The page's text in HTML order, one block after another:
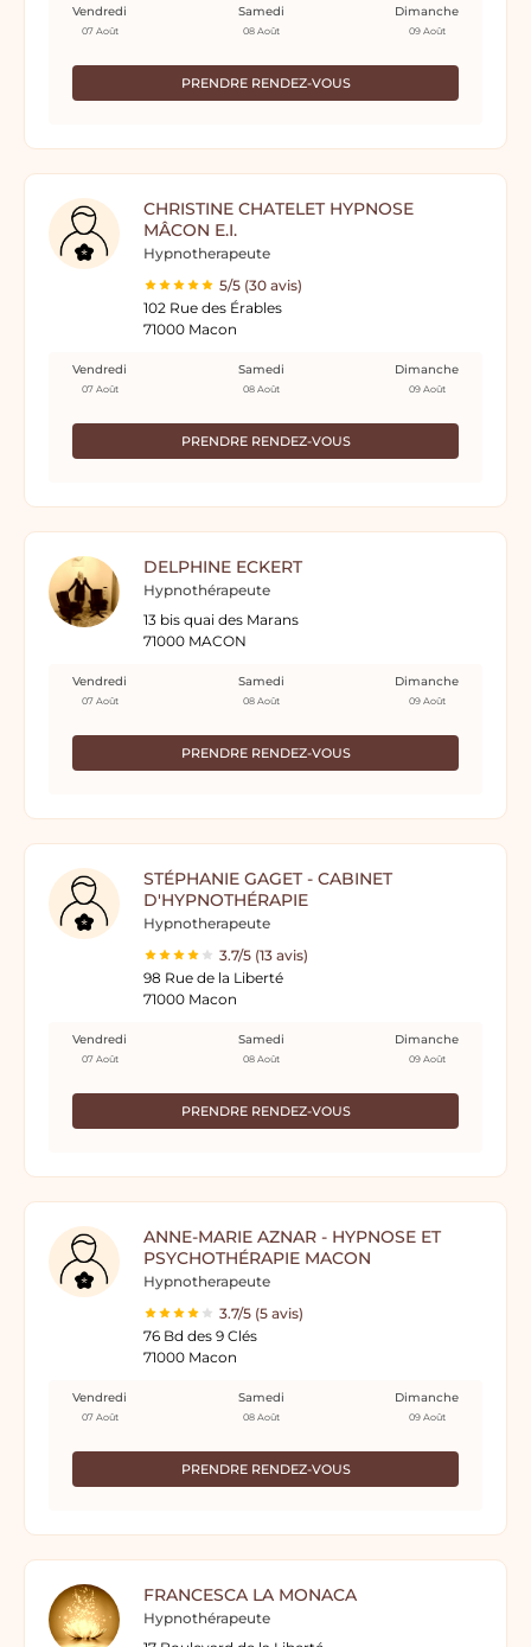
PRENDRE RENDEZ-VOUS
Vendredi
07 Août
Samedi
08 Août
Dimanche
09 Août
CHRISTINE CHATELET HYPNOSE
MÂCON E.I.
Hypnotherapeute
5/5 (30 avis)
102 Rue des Érables
71000 Macon
PRENDRE RENDEZ-VOUS
Vendredi
07 Août
Samedi
08 Août
Dimanche
09 Août
DELPHINE ECKERT
Hypnothérapeute
13 bis quai des Marans
71000 MACON
PRENDRE RENDEZ-VOUS
Vendredi
07 Août
Samedi
08 Août
Dimanche
09 Août
STÉPHANIE GAGET - CABINET
D'HYPNOTHÉRAPIE
Hypnotherapeute
3.7/5 (13 avis)
98 Rue de la Liberté
71000 Macon
PRENDRE RENDEZ-VOUS
Vendredi
07 Août
Samedi
08 Août
Dimanche
09 Août
ANNE-MARIE AZNAR - HYPNOSE ET
PSYCHOTHÉRAPIE MACON
Hypnotherapeute
3.7/5 (5 avis)
76 Bd des 9 Clés
71000 Macon
PRENDRE RENDEZ-VOUS
Vendredi
07 Août
Samedi
08 Août
Dimanche
09 Août
FRANCESCA LA MONACA
Hypnothérapeute